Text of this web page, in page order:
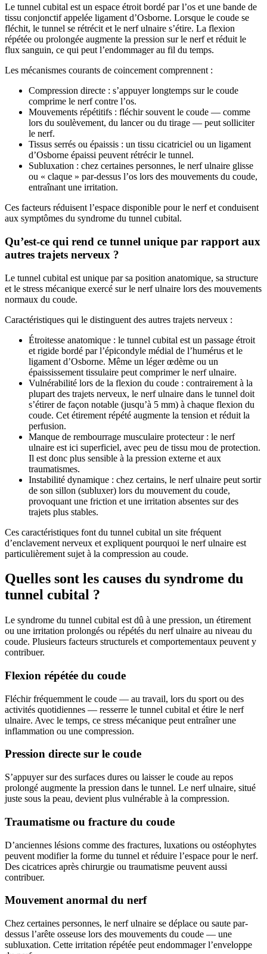
Le tunnel cubital est un espace étroit bordé par l’os et une bande de
tissu conjonctif appelée ligament d’Osborne. Lorsque le coude se
fléchit, le tunnel se rétrécit et le nerf ulnaire s’étire. La flexion
répétée ou prolongée augmente la pression sur le nerf et réduit le
flux sanguin, ce qui peut l’endommager au fil du temps.
Les mécanismes courants de coincement comprennent :
Compression directe : s’appuyer longtemps sur le coude
comprime le nerf contre l’os.
Mouvements répétitifs : fléchir souvent le coude — comme
lors du soulèvement, du lancer ou du tirage — peut solliciter
le nerf.
Tissus serrés ou épaissis : un tissu cicatriciel ou un ligament
d’Osborne épaissi peuvent rétrécir le tunnel.
Subluxation : chez certaines personnes, le nerf ulnaire glisse
ou « claque » par-dessus l’os lors des mouvements du coude,
entraînant une irritation.
Ces facteurs réduisent l’espace disponible pour le nerf et conduisent
aux symptômes du syndrome du tunnel cubital.
Qu’est-ce qui rend ce tunnel unique par rapport aux
autres trajets nerveux ?
Le tunnel cubital est unique par sa position anatomique, sa structure
et le stress mécanique exercé sur le nerf ulnaire lors des mouvements
normaux du coude.
Caractéristiques qui le distinguent des autres trajets nerveux :
Étroitesse anatomique : le tunnel cubital est un passage étroit
et rigide bordé par l’épicondyle médial de l’humérus et le
ligament d’Osborne. Même un léger œdème ou un
épaississement tissulaire peut comprimer le nerf ulnaire.
Vulnérabilité lors de la flexion du coude : contrairement à la
plupart des trajets nerveux, le nerf ulnaire dans le tunnel doit
s’étirer de façon notable (jusqu’à 5 mm) à chaque flexion du
coude. Cet étirement répété augmente la tension et réduit la
perfusion.
Manque de rembourrage musculaire protecteur : le nerf
ulnaire est ici superficiel, avec peu de tissu mou de protection.
Il est donc plus sensible à la pression externe et aux
traumatismes.
Instabilité dynamique : chez certains, le nerf ulnaire peut sortir
de son sillon (subluxer) lors du mouvement du coude,
provoquant une friction et une irritation absentes sur des
trajets plus stables.
Ces caractéristiques font du tunnel cubital un site fréquent
d’enclavement nerveux et expliquent pourquoi le nerf ulnaire est
particulièrement sujet à la compression au coude.
Quelles sont les causes du syndrome du
tunnel cubital ?
Le syndrome du tunnel cubital est dû à une pression, un étirement
ou une irritation prolongés ou répétés du nerf ulnaire au niveau du
coude. Plusieurs facteurs structurels et comportementaux peuvent y
contribuer.
Flexion répétée du coude
Fléchir fréquemment le coude — au travail, lors du sport ou des
activités quotidiennes — resserre le tunnel cubital et étire le nerf
ulnaire. Avec le temps, ce stress mécanique peut entraîner une
inflammation ou une compression.
Pression directe sur le coude
S’appuyer sur des surfaces dures ou laisser le coude au repos
prolongé augmente la pression dans le tunnel. Le nerf ulnaire, situé
juste sous la peau, devient plus vulnérable à la compression.
Traumatisme ou fracture du coude
D’anciennes lésions comme des fractures, luxations ou ostéophytes
peuvent modifier la forme du tunnel et réduire l’espace pour le nerf.
Des cicatrices après chirurgie ou traumatisme peuvent aussi
contribuer.
Mouvement anormal du nerf
Chez certaines personnes, le nerf ulnaire se déplace ou saute par-
dessus l’arête osseuse lors des mouvements du coude — une
subluxation. Cette irritation répétée peut endommager l’enveloppe